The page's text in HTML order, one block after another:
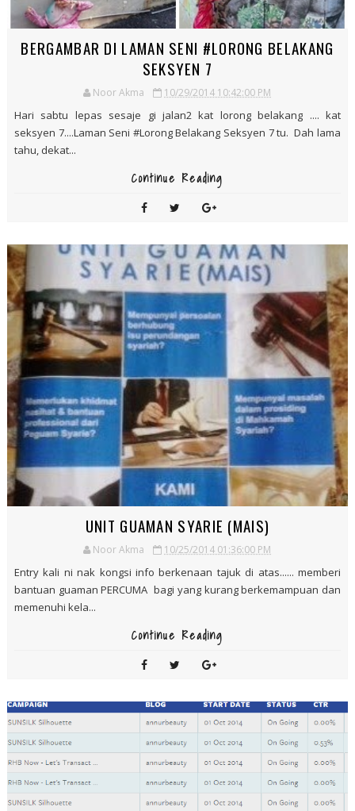
BERGAMBAR DI LAMAN SENI #LORONG BELAKANG
SEKSYEN 7
Noor Akma 10/29/2014 10:42:00 PM
Hari sabtu lepas sesaje gi jalan2 kat lorong belakang .... kat
seksyen 7....Laman Seni #Lorong Belakang Seksyen 7 tu. Dah lama
tahu, dekat...
Continue Reading
UNIT GUAMAN SYARIE (MAIS)
Noor Akma 10/25/2014 01:36:00 PM
Entry kali ni nak kongsi info berkenaan tajuk di atas...... memberi
bantuan guaman PERCUMA bagi yang kurang berkemampuan dan
memenuhi kela...
Continue Reading